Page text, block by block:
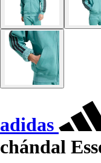
adidas
chándal